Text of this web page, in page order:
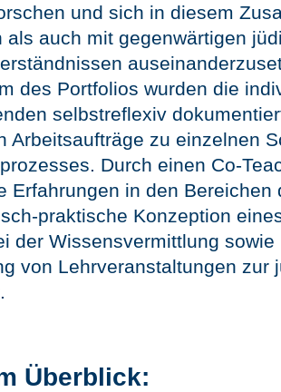
und sich in diesem
als auch mit gegenwärtigen
des Portfolios wurden die
selbstreflexiv
Arbeitsaufträge zu einzelnen
Durch einen Co-
Erfahrungen in den
praktische Konzeption
der Wissensvermittlung
von Lehrveranstaltungen zur
Überblick: